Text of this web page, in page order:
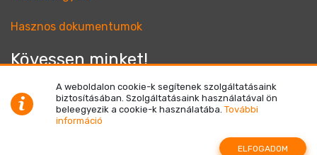
Hasznos dokumentumok
Kövessen minket!
© Netrisk Magyarország Kft. 2004 - 2026 Minden jog
A weboldalon cookie-k segítenek szolgáltatásaink
biztosításában. Szolgáltatásaink használatával ön
beleegyezik a cookie-k használatába. További
információ
ELFOGADOM